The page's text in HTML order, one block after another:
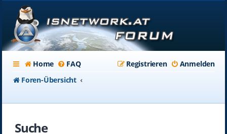
Home FAQ Anmelden
Registrieren
Foren-Übersicht
Suche